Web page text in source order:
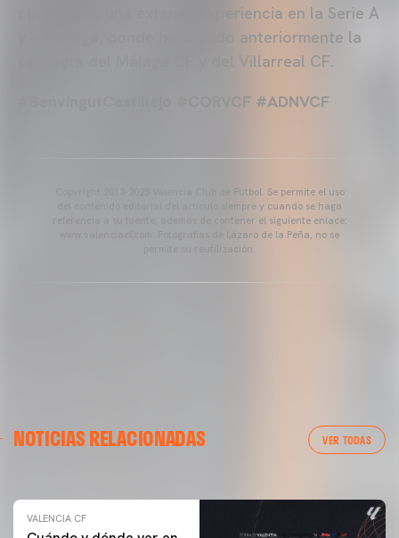
cuenta con una extensa experiencia en la Serie A
y en LaLiga, donde ha vestido anteriormente la
camiseta del Málaga CF y del Villarreal CF.
#BenvingutCastillejo #CORVCF #ADNVCF
Copyright 2013-2025 Valencia Club de Fútbol. Se permite el uso
del contenido editorial del artículo siempre y cuando se haga
referencia a su fuente, además de contener el siguiente enlace:
www.valenciacf.com. Fotografías de Lázaro de la Peña, no se
permite su reutilización.
NOTICIAS RELACIONADAS VER TODAS
ENTRENAMIENTO DEL VALENCIA CF 04/03/26
VALENCIA CF